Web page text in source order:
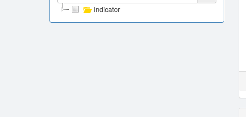
Indicator